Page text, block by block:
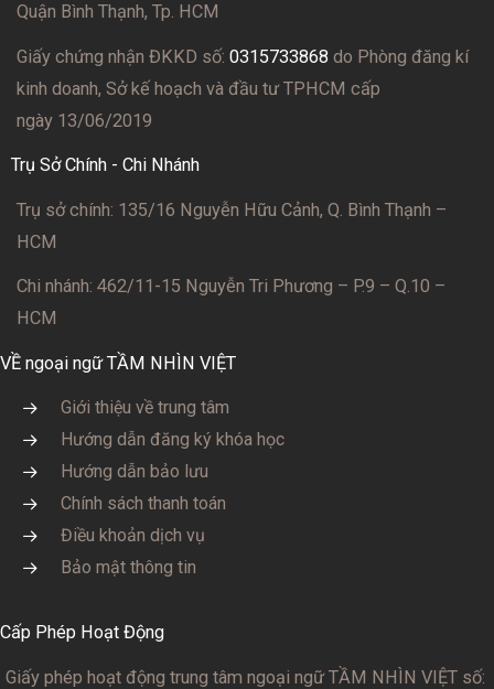
Quận Bình Thạnh, Tp. HCM
Giấy chứng nhận ĐKKD số: 0315733868 do Phòng đăng kí
kinh doanh, Sở kế hoạch và đầu tư TPHCM cấp
ngày 13/06/2019
Trụ Sở Chính - Chi Nhánh
Trụ sở chính: 135/16 Nguyễn Hữu Cảnh, Q. Bình Thạnh –
HCM
Chi nhánh: 462/11-15 Nguyễn Tri Phương – P.9 – Q.10 –
HCM
VỀ ngoại ngữ TẦM NHÌN VIỆT
Giới thiệu về trung tâm
Hướng dẫn đăng ký khóa học
Hướng dẫn bảo lưu
Chính sách thanh toán
Điều khoản dịch vụ
Bảo mật thông tin
Cấp Phép Hoạt Động
Giấy phép hoạt động trung tâm ngoại ngữ TẦM NHÌN VIỆT số: